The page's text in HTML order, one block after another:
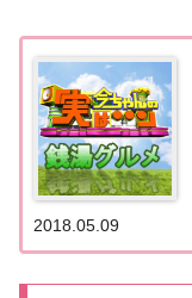
2018.05.09